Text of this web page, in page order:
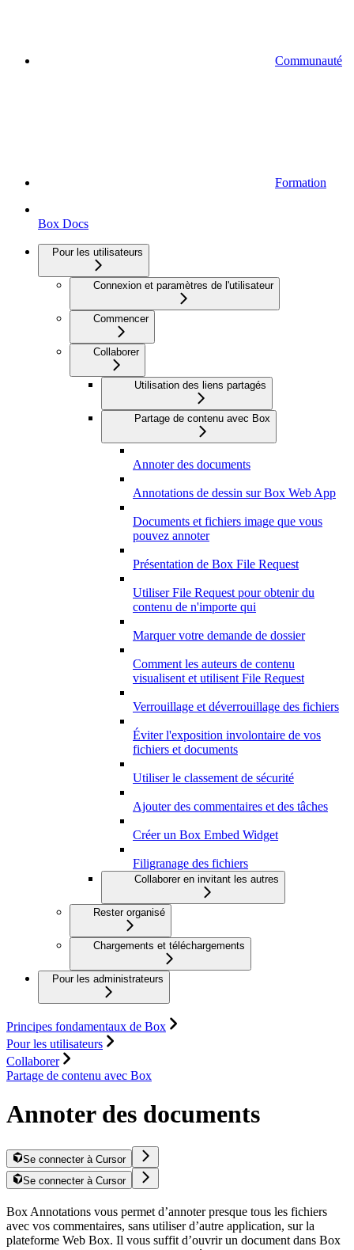
Communauté
Formation
Box Docs
Pour les utilisateurs
Connexion et paramètres de l'utilisateur
Commencer
Collaborer
Utilisation des liens partagés
Partage de contenu avec Box
Annoter des documents
Annotations de dessin sur Box Web App
Documents et fichiers image que vous
pouvez annoter
Présentation de Box File Request
Utiliser File Request pour obtenir du
contenu de n'importe qui
Marquer votre demande de dossier
Comment les auteurs de contenu
visualisent et utilisent File Request
Verrouillage et déverrouillage des fichiers
Éviter l'exposition involontaire de vos
fichiers et documents
Utiliser le classement de sécurité
Ajouter des commentaires et des tâches
Créer un Box Embed Widget
Filigranage des fichiers
Collaborer en invitant les autres
Rester organisé
Chargements et téléchargements
Pour les administrateurs
Principes fondamentaux de Box
Pour les utilisateurs
Collaborer
Partage de contenu avec Box
Annoter des documents
Se connecter à Cursor
Se connecter à Cursor
Box Annotations vous permet d’annoter presque tous les fichiers
avec vos commentaires, sans utiliser d’autre application, sur la
plateforme Web Box. Il vous suffit d’ouvrir un document dans Box